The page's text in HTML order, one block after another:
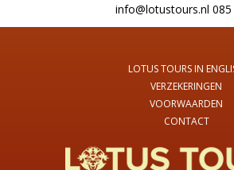
info@lotustours.nl 085
LOTUS TOURS IN
VERZEKERINGEN
VOORWAARDEN
CONTACT